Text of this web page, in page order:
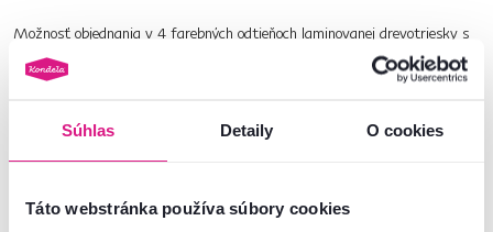
Súhlas Detaily O cookies
Táto webstránka používa súbory cookies
Možnosť objednania v 4 farebných odtieňoch laminovanej drevotriesky s
dodacou lehotou 4-6 týždňov. Pri individuálnej objednávke je potrebné
zaplatiť 20% zálohu z danej sumy. Po uhradení zálohy bude Vaša
Nazrite do celej našej ponuky
komôd.